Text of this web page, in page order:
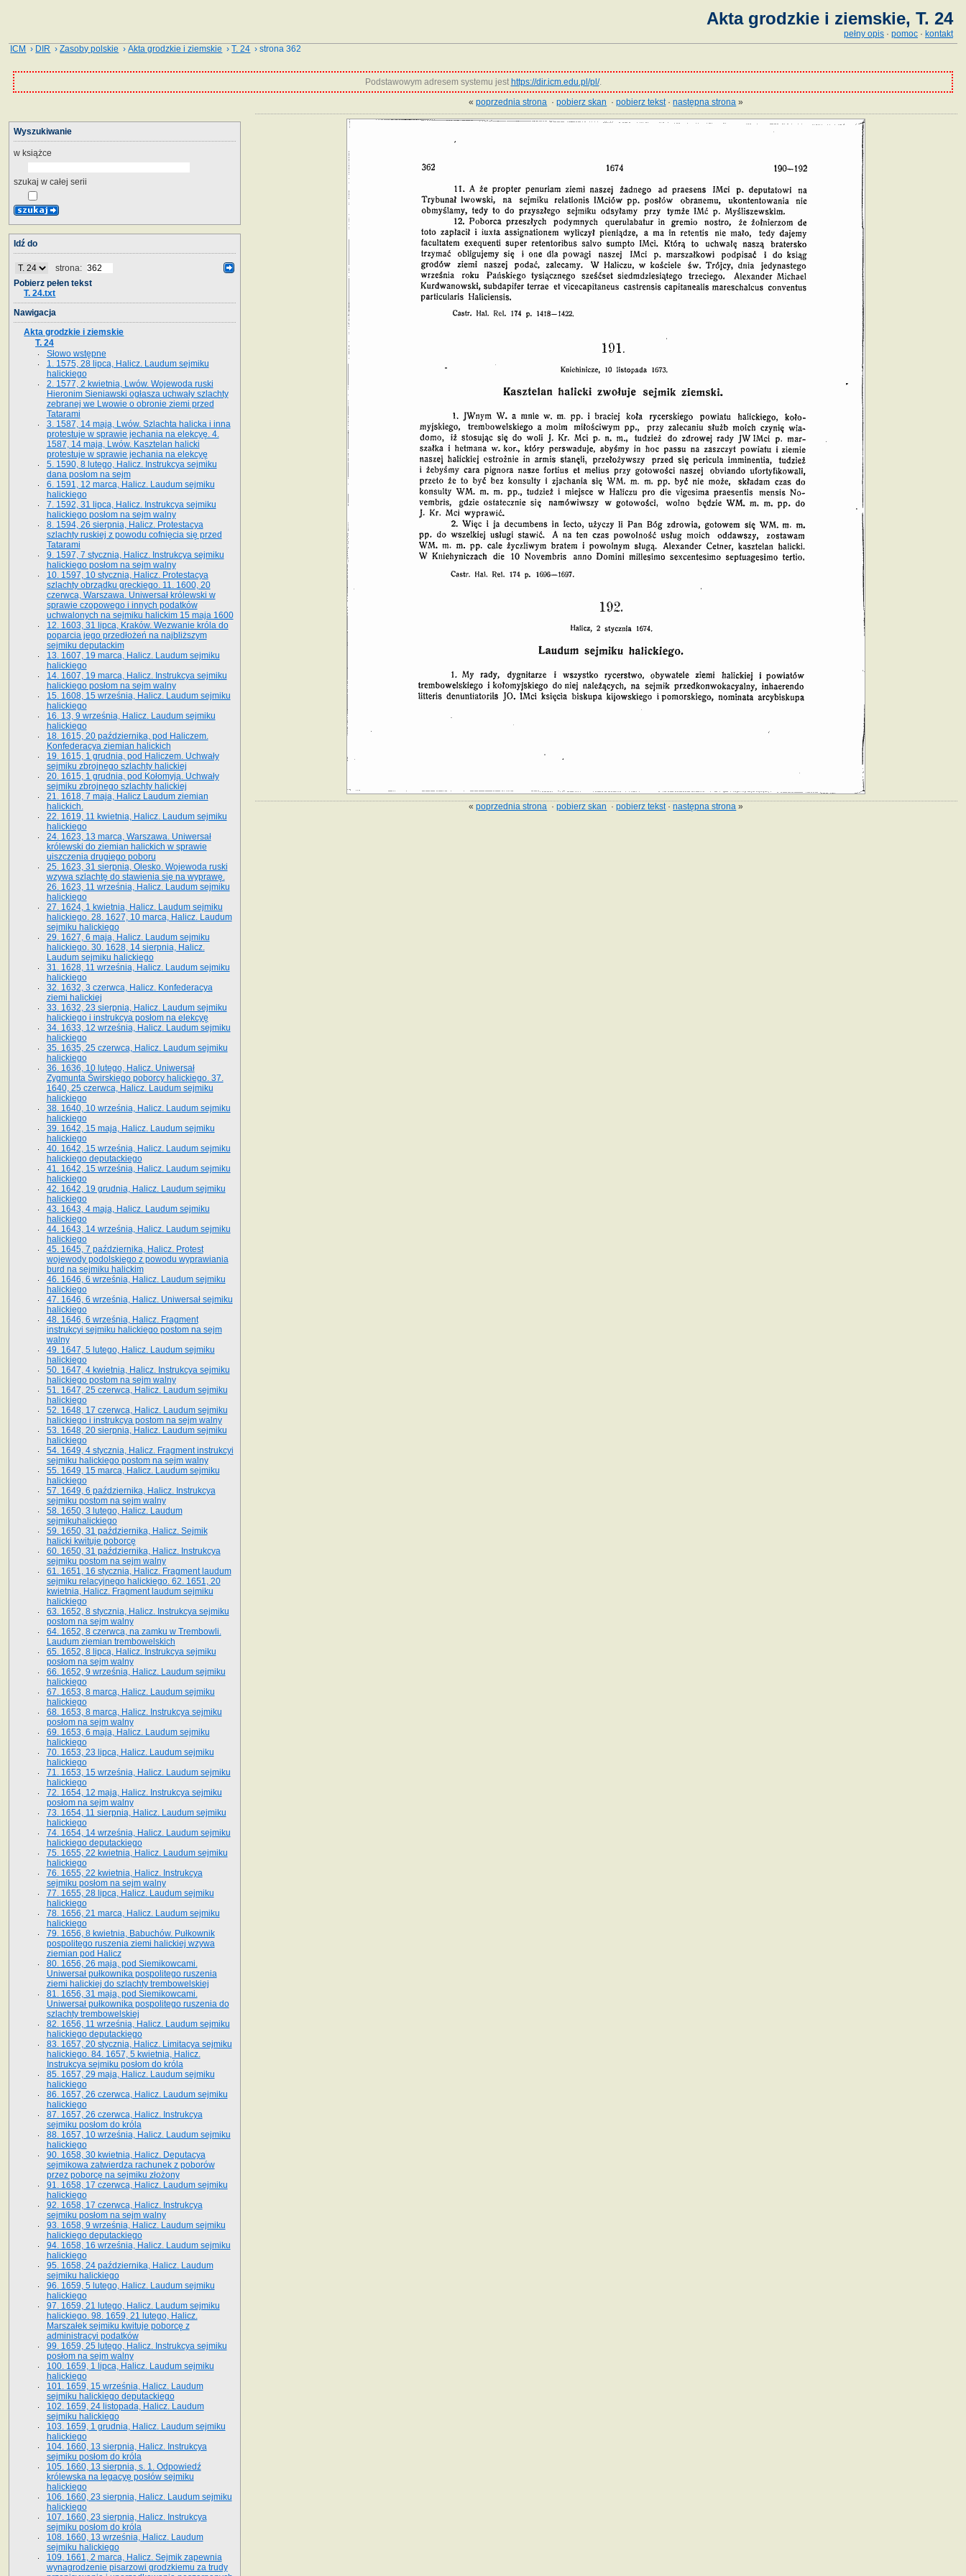
Akta grodzkie i ziemskie, T. 24
pełny opis · pomoc · kontakt
ICM › DIR ›Zasoby polskie ›Akta grodzkie i ziemskie ›T. 24 › strona 362
Podstawowym adresem systemu jest https://dir.icm.edu.pl/pl/.
«poprzednia strona ·pobierz skan ·pobierz tekst·następna strona »
«poprzednia strona ·pobierz skan ·pobierz tekst·następna strona »
Wyszukiwanie
w książce
szukaj w całej serii
Idź do
strona:
Pobierz pełen tekst
T. 24.txt
Nawigacja
Akta grodzkie i ziemskie
T. 24
Słowo wstępne
1. 1575, 28 lipca, Halicz. Laudum sejmiku
halickiego
2. 1577, 2 kwietnia, Lwów. Wojewoda ruski
Hieronim Sieniawski ogłasza uchwały szlachty
zebranej we Lwowie o obronie ziemi przed
Tatarami
3. 1587, 14 maja, Lwów. Szlachta halicka i inna
protestuje w sprawie jechania na elekcyę. 4.
1587, 14 maja, Lwów. Kasztelan halicki
protestuje w sprawie jechania na elekcyę
5. 1590, 8 lutego, Halicz. Instrukcya sejmiku
dana posłom na sejm
6. 1591, 12 marca, Halicz. Laudum sejmiku
halickiego
7. 1592, 31 lipca, Halicz. Instrukcya sejmiku
halickiego posłom na sejm walny
8. 1594, 26 sierpnia, Halicz. Protestacya
szlachty ruskiej z powodu cofnięcia się przed
Tatarami
9. 1597, 7 stycznia, Halicz. Instrukcya sejmiku
halickiego posłom na sejm walny
10. 1597, 10 stycznia, Halicz. Protestacya
szlachty obrządku greckiego. 11. 1600, 20
czerwca, Warszawa. Uniwersał królewski w
sprawie czopowego i innych podatków
uchwalonych na sejmiku halickim 15 maja 1600
12. 1603, 31 lipca, Kraków. Wezwanie króla do
poparcia jego przedłożeń na najbliższym
sejmiku deputackim
13. 1607, 19 marca, Halicz. Laudum sejmiku
halickiego
14. 1607, 19 marca, Halicz. Instrukcya sejmiku
halickiego posłom na sejm walny
15. 1608, 15 września, Halicz. Laudum sejmiku
halickiego
16. 13, 9 września, Halicz. Laudum sejmiku
halickiego
18. 1615, 20 października, pod Haliczem.
Konfederacya ziemian halickich
19. 1615, 1 grudnia, pod Haliczem. Uchwały
sejmiku zbrojnego szlachty halickiej
20. 1615, 1 grudnia, pod Kołomyją. Uchwały
sejmiku zbrojnego szlachty halickiej
21. 1618, 7 maja, Halicz Laudum ziemian
halickich.
22. 1619, 11 kwietnia, Halicz. Laudum sejmiku
halickiego
24. 1623, 13 marca, Warszawa. Uniwersał
królewski do ziemian halickich w sprawie
uiszczenia drugiego poboru
25. 1623, 31 sierpnia, Olesko. Wojewoda ruski
wzywa szlachtę do stawienia się na wyprawę.
26. 1623, 11 września, Halicz. Laudum sejmiku
halickiego
27. 1624, 1 kwietnia, Halicz. Laudum sejmiku
halickiego. 28. 1627, 10 marca, Halicz. Laudum
sejmiku halickiego
29. 1627, 6 maja, Halicz. Laudum sejmiku
halickiego. 30. 1628, 14 sierpnia, Halicz.
Laudum sejmiku halickiego
31. 1628, 11 września, Halicz. Laudum sejmiku
halickiego
32. 1632, 3 czerwca, Halicz. Konfederacya
ziemi halickiej
33. 1632, 23 sierpnia, Halicz. Laudum sejmiku
halickiego i instrukcya posłom na elekcyę
34. 1633, 12 września, Halicz. Laudum sejmiku
halickiego
35. 1635, 25 czerwca, Halicz. Laudum sejmiku
halickiego
36. 1636, 10 lutego, Halicz. Uniwersał
Zygmunta Świrskiego poborcy halickiego. 37.
1640, 25 czerwca, Halicz. Laudum sejmiku
halickiego
38. 1640, 10 września, Halicz. Laudum sejmiku
halickiego
39. 1642, 15 maja, Halicz. Laudum sejmiku
halickiego
40. 1642, 15 września, Halicz. Laudum sejmiku
halickiego deputackiego
41. 1642, 15 września, Halicz. Laudum sejmiku
halickiego
42. 1642, 19 grudnia, Halicz. Laudum sejmiku
halickiego
43. 1643, 4 maja, Halicz. Laudum sejmiku
halickiego
44. 1643, 14 września, Halicz. Laudum sejmiku
halickiego
45. 1645, 7 października, Halicz. Protest
wojewody podolskiego z powodu wyprawiania
burd na sejmiku halickim
46. 1646, 6 września, Halicz. Laudum sejmiku
halickiego
47. 1646, 6 września, Halicz. Uniwersał sejmiku
halickiego
48. 1646, 6 września, Halicz. Fragment
instrukcyi sejmiku halickiego postom na sejm
walny
49. 1647, 5 lutego, Halicz. Laudum sejmiku
halickiego
50. 1647, 4 kwietnia, Halicz. Instrukcya sejmiku
halickiego postom na sejm walny
51. 1647, 25 czerwca, Halicz. Laudum sejmiku
halickiego
52. 1648, 17 czerwca, Halicz. Laudum sejmiku
halickiego i instrukcya postom na sejm walny
53. 1648, 20 sierpnia, Halicz. Laudum sejmiku
halickiego
54. 1649, 4 stycznia, Halicz. Fragment instrukcyi
sejmiku halickiego postom na sejm walny
55. 1649, 15 marca, Halicz. Laudum sejmiku
halickiego
57. 1649, 6 października, Halicz. Instrukcya
sejmiku postom na sejm walny
58. 1650, 3 lutego, Halicz. Laudum
sejmikuhalickiego
59. 1650, 31 października, Halicz. Sejmik
halicki kwituje poborcę
60. 1650, 31 października, Halicz. Instrukcya
sejmiku postom na sejm walny
61. 1651, 16 stycznia, Halicz. Fragment laudum
sejmiku relacyjnego halickiego. 62. 1651, 20
kwietnia, Halicz. Fragment laudum sejmiku
halickiego
63. 1652, 8 stycznia, Halicz. Instrukcya sejmiku
postom na sejm walny
64. 1652, 8 czerwca, na zamku w Trembowli.
Laudum ziemian trembowelskich
65. 1652, 8 lipca, Halicz. Instrukcya sejmiku
posłom na sejm walny
66. 1652, 9 września, Halicz. Laudum sejmiku
halickiego
67. 1653, 8 marca, Halicz. Laudum sejmiku
halickiego
68. 1653, 8 marca, Halicz. Instrukcya sejmiku
posłom na sejm walny
69. 1653, 6 maja, Halicz. Laudum sejmiku
halickiego
70. 1653, 23 lipca, Halicz. Laudum sejmiku
halickiego
71. 1653, 15 września, Halicz. Laudum sejmiku
halickiego
72. 1654, 12 maja, Halicz. Instrukcya sejmiku
posłom na sejm walny
73. 1654, 11 sierpnia, Halicz. Laudum sejmiku
halickiego
74. 1654, 14 września, Halicz. Laudum sejmiku
halickiego deputackiego
75. 1655, 22 kwietnia, Halicz. Laudum sejmiku
halickiego
76. 1655, 22 kwietnia, Halicz. Instrukcya
sejmiku posłom na sejm walny
77. 1655, 28 lipca, Halicz. Laudum sejmiku
halickiego
78. 1656, 21 marca, Halicz. Laudum sejmiku
halickiego
79. 1656, 8 kwietnia, Babuchów. Pułkownik
pospolitego ruszenia ziemi halickiej wzywa
ziemian pod Halicz
80. 1656, 26 maja, pod Siemikowcami.
Uniwersał pułkownika pospolitego ruszenia
ziemi halickiej do szlachty trembowelskiej
81. 1656, 31 maja, pod Siemikowcami.
Uniwersał pułkownika pospolitego ruszenia do
szlachty trembowelskiej
82. 1656, 11 września, Halicz. Laudum sejmiku
halickiego deputackiego
83. 1657, 20 stycznia, Halicz. Limitacya sejmiku
halickiego. 84. 1657, 5 kwietnia, Halicz.
Instrukcya sejmiku posłom do króla
85. 1657, 29 maja, Halicz. Laudum sejmiku
halickiego
86. 1657, 26 czerwca, Halicz. Laudum sejmiku
halickiego
87. 1657, 26 czerwca, Halicz. Instrukcya
sejmiku posłom do króla
88. 1657, 10 września, Halicz. Laudum sejmiku
halickiego
90. 1658, 30 kwietnia, Halicz. Deputacya
sejmikowa zatwierdza rachunek z poborów
przez poborcę na sejmiku złożony
91. 1658, 17 czerwca, Halicz. Laudum sejmiku
halickiego
92. 1658, 17 czerwca, Halicz. Instrukcya
sejmiku posłom na sejm walny
93. 1658, 9 września, Halicz. Laudum sejmiku
halickiego deputackiego
94. 1658, 16 września, Halicz. Laudum sejmiku
halickiego
95. 1658, 24 października, Halicz. Laudum
sejmiku halickiego
96. 1659, 5 lutego, Halicz. Laudum sejmiku
halickiego
97. 1659, 21 lutego, Halicz. Laudum sejmiku
halickiego. 98. 1659, 21 lutego, Halicz.
Marszałek sejmiku kwituje poborcę z
administracyi podatków
99. 1659, 25 lutego, Halicz. Instrukcya sejmiku
posłom na sejm walny
100. 1659, 1 lipca, Halicz. Laudum sejmiku
halickiego
101. 1659, 15 września, Halicz. Laudum
sejmiku halickiego deputackiego
102. 1659, 24 listopada, Halicz. Laudum
sejmiku halickiego
103. 1659, 1 grudnia, Halicz. Laudum sejmiku
halickiego
104. 1660, 13 sierpnia, Halicz. Instrukcya
sejmiku posłom do króla
105. 1660, 13 sierpnia, s. 1. Odpowiedź
królewska na legacyę posłów sejmiku
halickiego
106. 1660, 23 sierpnia, Halicz. Laudum sejmiku
halickiego
107. 1660, 23 sierpnia, Halicz. Instrukcya
sejmiku posłom do króla
108. 1660, 13 września, Halicz. Laudum
sejmiku halickiego
109. 1661, 2 marca, Halicz. Sejmik zapewnia
wynagrodzenie pisarzowi grodzkiemu za trudy